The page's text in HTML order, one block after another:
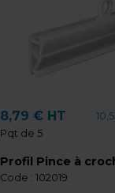
8,79 € HT
Pqt de 5
Profil Pince à
Code : 102019